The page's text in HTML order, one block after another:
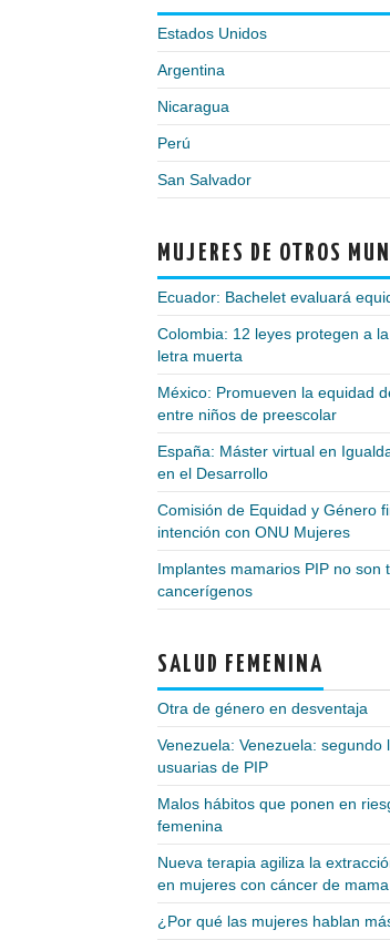
Estados Unidos
Argentina
Nicaragua
Perú
San Salvador
MUJERES DE OTROS
Ecuador: Bachelet evaluará
Colombia: 12 leyes protegen a
letra muerta
México: Promueven la equidad
entre niños de preescolar
España: Máster virtual en
en el Desarrollo
Comisión de Equidad y Género
intención con ONU Mujeres
Implantes mamarios PIP no son
cancerígenos
SALUD FEMENINA
Otra de género en desventaja
Venezuela: Venezuela: segundo
usuarias de PIP
Malos hábitos que ponen en
femenina
Nueva terapia agiliza la
en mujeres con cáncer de mama
¿Por qué las mujeres hablan